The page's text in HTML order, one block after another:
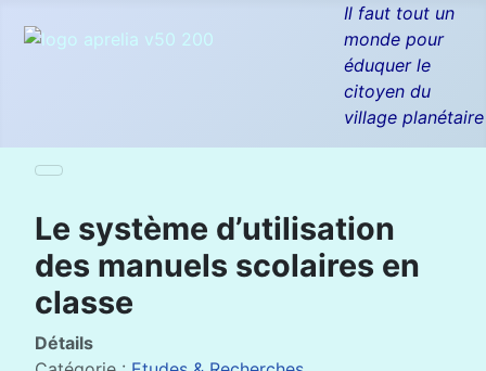
Il faut tout un
monde pour
éduquer le
citoyen du
village planétaire
Le système d’utilisation
des manuels scolaires en
classe
Détails